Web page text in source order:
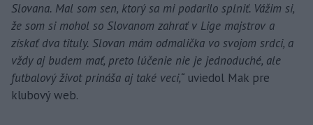
Slovana. Mal som sen, ktorý sa mi podarilo splniť. Vážim si,
že som si mohol so Slovanom zahrať v Lige majstrov a
získať dva tituly. Slovan mám odmalička vo svojom srdci, a
vždy aj budem mať, preto lúčenie nie je jednoduché, ale
futbalový život prináša aj také veci,“ uviedol Mak pre
klubový web.